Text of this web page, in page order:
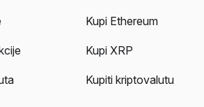
Kupi Ethereum
Kupi XRP
Kupiti kriptovalutu